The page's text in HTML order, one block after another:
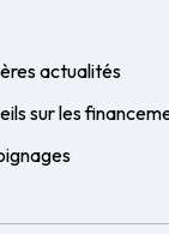
actualités
sur les